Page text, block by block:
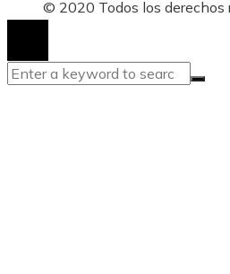
© 2020 Todos los derechos